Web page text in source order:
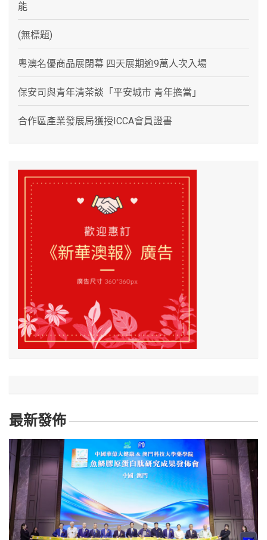
能
(無標題)
粵澳名優商品展閉幕 四天展期逾9萬人次入場
保安司與青年清茶談「平安城市 青年擔當」
合作區產業發展局獲授ICCA會員證書
最新發佈